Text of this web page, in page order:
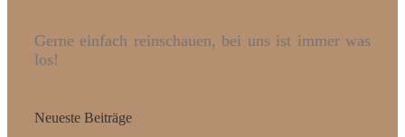
Gerne einfach reinschauen, bei uns ist immer was
los!
Neueste Beiträge